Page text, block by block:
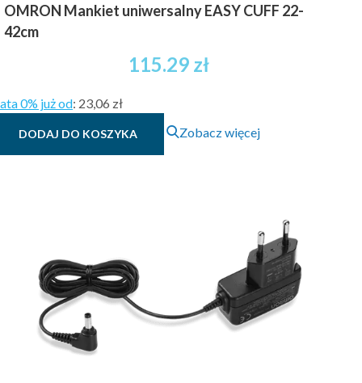
OMRON Mankiet uniwersalny EASY CUFF 22-
42cm
115.29 zł
0% już od: 23,06 zł
DODAJ DO KOSZYKA Zobacz więcej